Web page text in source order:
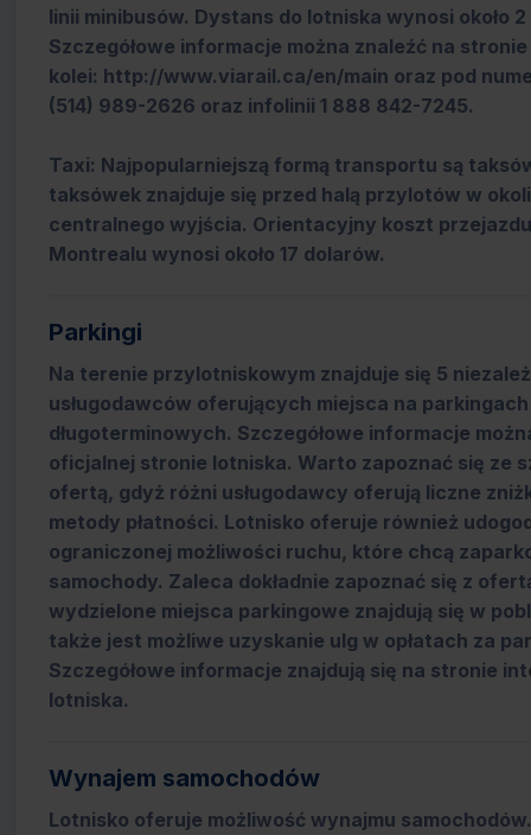
linii minibusów. Dystans do lotniska wynosi około
Szczegółowe informacje można znaleźć na
kolei: http://www.viarail.ca/en/main oraz pod
(514) 989-2626 oraz infolinii 1 888 842-7245.
Taxi: Najpopularniejszą formą transportu są
taksówek znajduje się przed halą przylotów w
centralnego wyjścia. Orientacyjny koszt
Montrealu wynosi około 17 dolarów.
Parkingi
Na terenie przylotniskowym znajduje się 5
usługodawców oferujących miejsca na
długoterminowych. Szczegółowe informacje
oficjalnej stronie lotniska. Warto zapoznać się ze
ofertą, gdyż różni usługodawcy oferują liczne
metody płatności. Lotnisko oferuje również
ograniczonej możliwości ruchu, które chcą
samochody. Zaleca dokładnie zapoznać się z
wydzielone miejsca parkingowe znajdują się w
także jest możliwe uzyskanie ulg w opłatach za
Szczegółowe informacje znajdują się na stronie
lotniska.
Wynajem samochodów
Lotnisko oferuje możliwość wynajmu samochodów.